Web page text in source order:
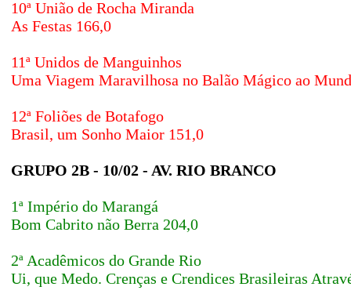
10ª União de Rocha Miranda
As Festas 166,0
11ª Unidos de Manguinhos
Uma Viagem Maravilhosa no Balão Mágico ao
12ª Foliões de Botafogo
Brasil, um Sonho Maior 151,0
GRUPO 2B - 10/02 - AV. RIO BRANCO
1ª Império do Marangá
Bom Cabrito não Berra 204,0
2ª Acadêmicos do Grande Rio
Ui, que Medo. Crenças e Crendices Brasileiras